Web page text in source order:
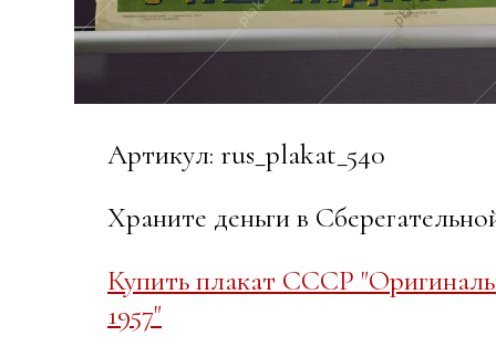
Артикул: rus_plakat_540
Храните деньги в
Купить плакат СССР
1957"